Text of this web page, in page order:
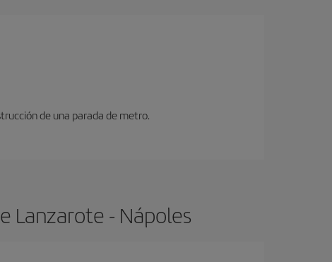
de una parada de metro.
Lanzarote - Nápoles